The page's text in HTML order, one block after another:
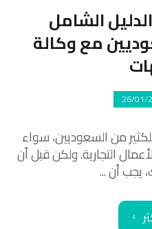
الشامل
مع وكالة
26/01/
من السعوديين، سواء
التجارية. ولكن قبل أن
يجب أن ...